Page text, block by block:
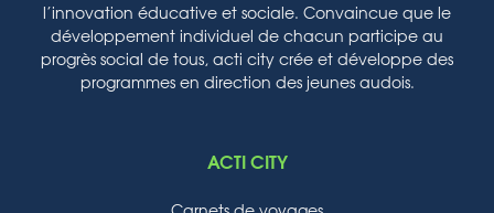
l’innovation éducative et sociale. Convaincue que le
développement individuel de chacun participe au
progrès social de tous, acti city crée et développe des
programmes en direction des jeunes audois.
ACTI CITY